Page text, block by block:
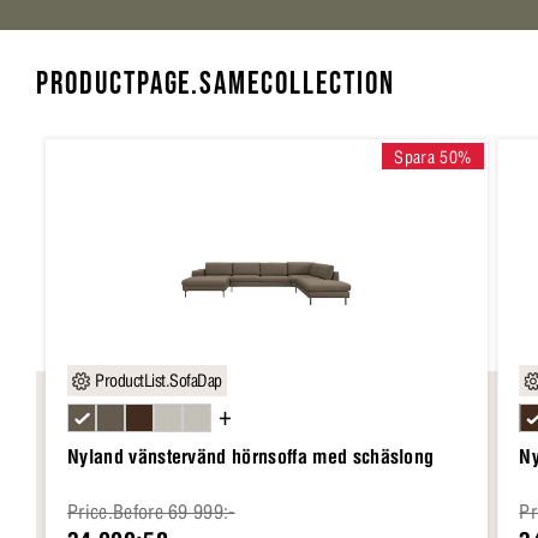
PRODUCTPAGE.SAMECOLLECTION
Spara 50%
ProductList.SofaDap
Nyland vänstervänd hörnsoffa med schäslong
Price.Before 69 999:-
+